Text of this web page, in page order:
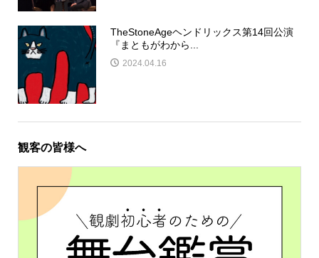
TheStoneAgeヘンドリックス第14回公演
『まともがわから...
2024.04.16
観客の皆様へ